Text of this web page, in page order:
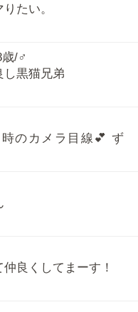
たい。
歳/♂
し黒猫兄弟
のカメラ目線💕 ず
良くしてまーす！